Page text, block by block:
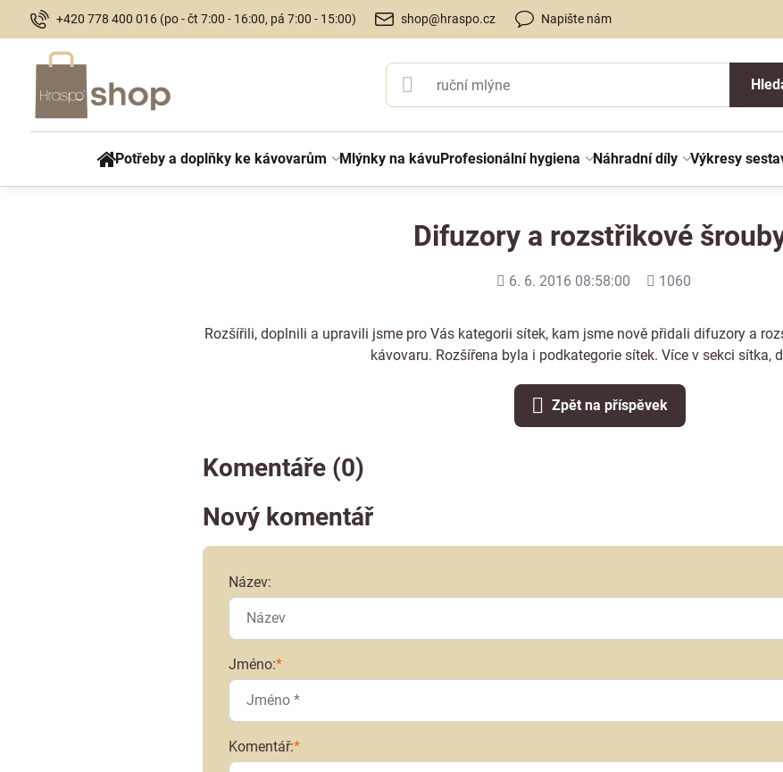
+420 778 400 016 (po - čt 7:00 - 16:00, pá 7:00 - 15:00) shop@hraspo.cz Napište nám
Potřeby a doplňky ke kávovarům Mlýnky na kávuProfesionální hygiena Náhradní díly Výkresy
Difuzory a rozstřikové
Přidáno
6. 6. 2016 08:58:00
Počet
1060
Rozšířili, doplnili a upravili jsme pro Vás kategorii sítek, kam jsme nově přidali difuzory a
kávovaru. Rozšířena byla i podkategorie sítek. Více v sekci sítka,
Zpět na příspěvek
Komentáře (0)
Nový komentář
Název:
Jméno:*
Komentář:*